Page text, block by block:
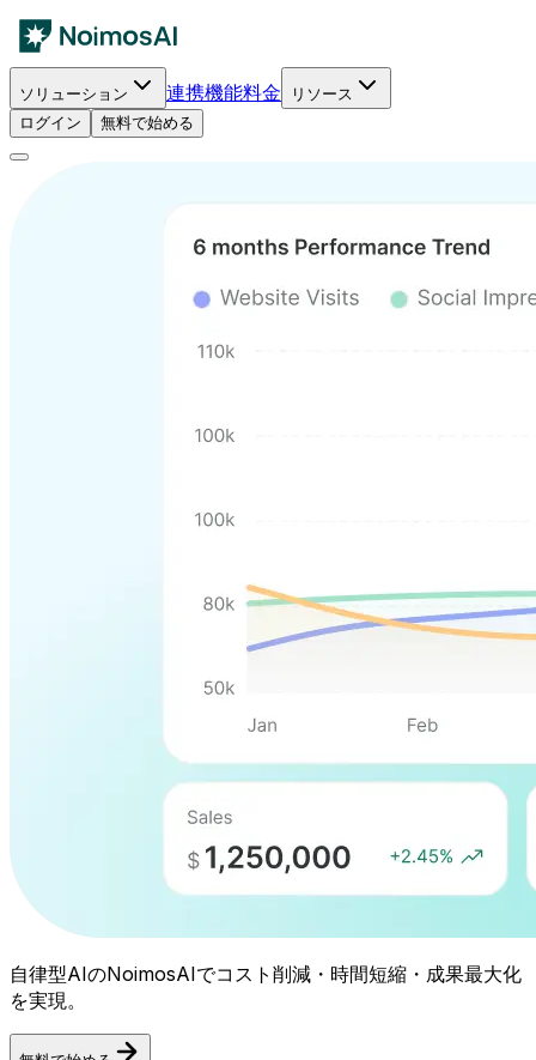
ソリューション 連携機能料金
リソース
ログイン
無料で始める
自律型AIのNoimosAIでコスト削減・時間短縮・成果最大化
を実現。